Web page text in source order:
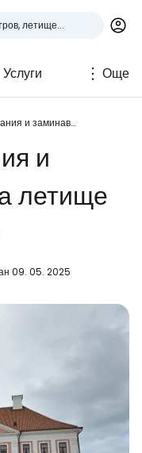
Услуги Още
Пристигания и заминавания
и
летище
09. 05. 2025